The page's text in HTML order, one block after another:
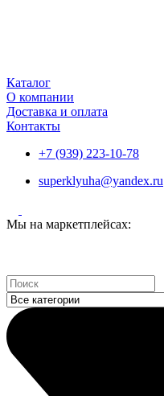
Каталог
О компании
Доставка и оплата
Контакты
+7 (939) 223-10-78
superklyuha@yandex.ru
Мы на маркетплейсах:
Search
...